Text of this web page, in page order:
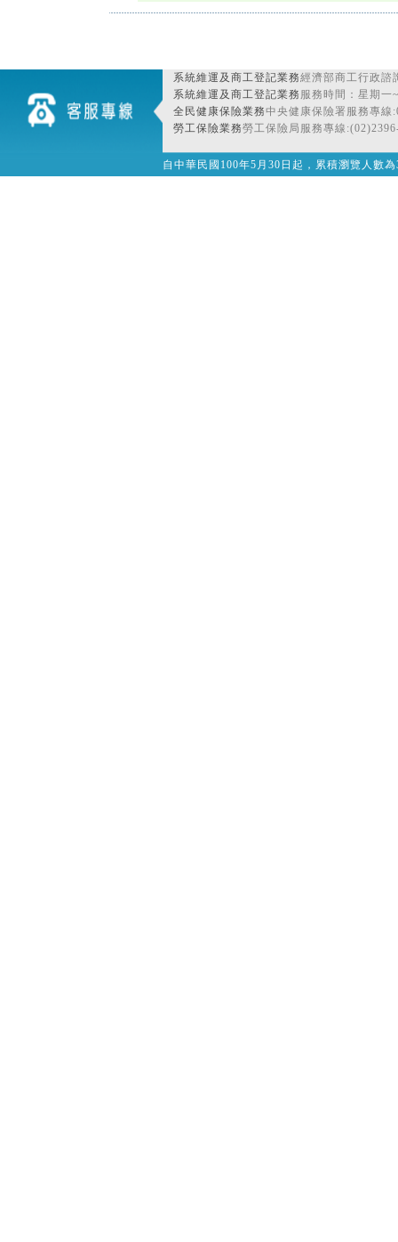
系統維運及商工登記業務經濟部商工行
系統維運及商工登記業務 服務時間：星期一
全民健康保險業務中央健康保險署服務專線
勞工保險業務勞工保險局服務專線
自中華民國100年5月30日起，累積瀏覽人數